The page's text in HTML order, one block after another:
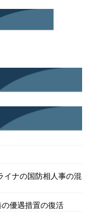
イナの国防相人事の混
優遇措置の復活